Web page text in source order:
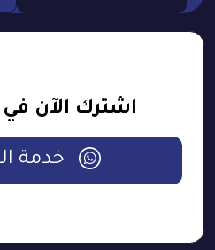
اشترك الآن
خدمة